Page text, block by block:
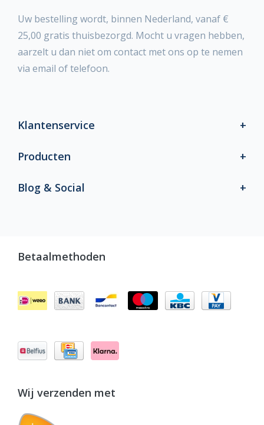
Uw bestelling wordt, binnen Nederland, vanaf €
25,00 gratis thuisbezorgd. Mocht u vragen hebben,
aarzelt u dan niet om contact met ons op te nemen
via email of telefoon.
Klantenservice
Producten
Blog & Social
Betaalmethoden
Wij verzenden met